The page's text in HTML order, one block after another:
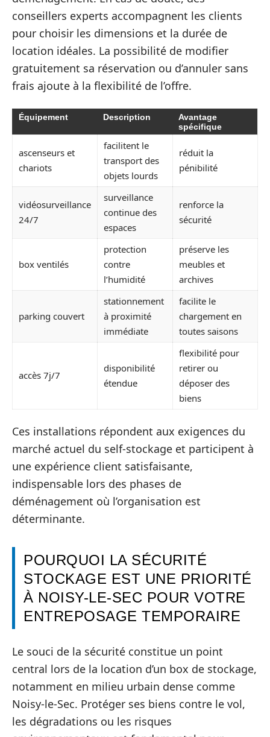
conseillers experts accompagnent les clients
pour choisir les dimensions et la durée de
location idéales. La possibilité de modifier
gratuitement sa réservation ou d’annuler sans
frais ajoute à la flexibilité de l’offre.
Équipement Description
Avantage
spécifique
ascenseurs et
chariots
facilitent le
transport des
objets lourds
réduit la
pénibilité
vidéosurveillance
24/7
surveillance
continue des
espaces
renforce la
sécurité
box ventilés
protection
contre
l’humidité
préserve les
meubles et
archives
parking couvert
stationnement
à proximité
immédiate
facilite le
chargement en
toutes saisons
accès 7j/7
disponibilité
étendue
flexibilité pour
retirer ou
déposer des
biens
Ces installations répondent aux exigences du
marché actuel du self-stockage et participent à
une expérience client satisfaisante,
indispensable lors des phases de
déménagement où l’organisation est
déterminante.
POURQUOI LA SÉCURITÉ
STOCKAGE EST UNE PRIORITÉ
À NOISY-LE-SEC POUR VOTRE
ENTREPOSAGE TEMPORAIRE
Le souci de la sécurité constitue un point
central lors de la location d’un box de stockage,
notamment en milieu urbain dense comme
Noisy-le-Sec. Protéger ses biens contre le vol,
les dégradations ou les risques